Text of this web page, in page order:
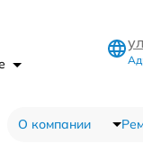
О компании